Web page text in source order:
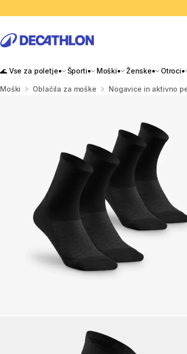
🌊 Vse za poletje Športi Moški Ženske Otroci
Domov
Moški Oblačila za moške Nogavice in aktivno